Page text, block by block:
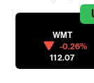
WMT
-0.26%
112.07